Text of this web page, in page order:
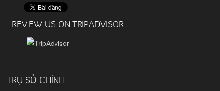
REVIEW US ON TRIPADVISOR
TRỤ SỞ CHÍNH